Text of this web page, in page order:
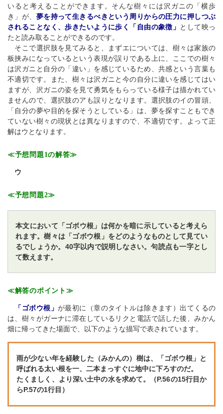
いると考えることができます。そんな樹々には沢ガニの「横歩
き」が、 夢を持って生きるべきという周りからの圧力に押しつぶ
されることなく、歩きたいように歩く「自由の象徴」 として映っ
たと読み取ることができるのです。
そこで選択肢を見てみると、まずエについては、樹々は家族の
板挟みになっているという表現が誤りである上に、ここでの樹々
は沢ガニと自分の「違い」を感じているため、共感という言葉も
不適切です。また、樹々は沢ガニと今の自分に違いを感じてはい
ますが、沢ガニの姿を見て勇気をもらっている様子は描かれてい
ませんので、選択肢のアも誤りとなります。選択肢のイの冒頭、
「自分の夢や目的を探そうとしている」は、夢を探すこともでき
ていない樹々の現状とは異なりますので、不適切です。よって正
解はウとなります。
≪予想問題1の解答≫
ウ
≪予想問題2≫
本文において「ゴボウ根」は何かを暗に示していると考えら
れます。樹々は「ゴボウ根」をどのようなものとして見てい
るでしょうか。40字以内で説明しなさい。句読点も一字とし
て数えます。
≪解答のポイント≫
「ゴボウ根」が最初に（章のタイトルは除きます）出てくるの
は、樹々がガーナに滞在しているリクと電話で話した後、みかん
畑に帰ってきた場面で、以下のような描写で表されています。
雨が少ない年を経験した（みかんの）樹は、「ゴボウ根」と
呼ばれる太い根を一、二本まっすぐに地中に下ろすのだ。
たくましく、より深い土中の水を求めて。（P.56の15行目か
らP.57の1行目）